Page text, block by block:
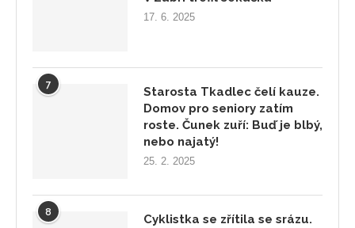
17. 6. 2025
7
Starosta Tkadlec čelí kauze.
Domov pro seniory zatím
roste. Čunek zuří: Buď je blbý,
nebo najatý!
25. 2. 2025
8
Cyklistka se zřítila se srázu.